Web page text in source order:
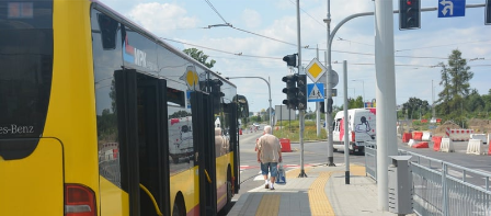
Kliknij, aby powiększyć